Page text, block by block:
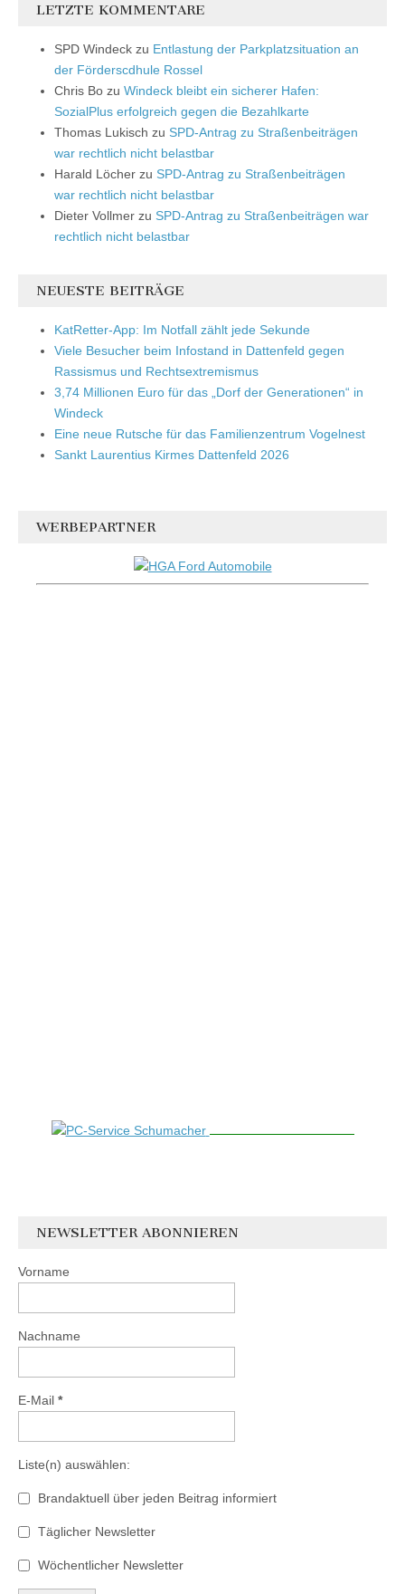
LETZTE KOMMENTARE
SPD Windeck zu Entlastung der Parkplatzsituation an
der Förderscdhule Rossel
Chris Bo zu Windeck bleibt ein sicherer Hafen:
SozialPlus erfolgreich gegen die Bezahlkarte
Thomas Lukisch zu SPD-Antrag zu Straßenbeiträgen
war rechtlich nicht belastbar
Harald Löcher zu SPD-Antrag zu Straßenbeiträgen
war rechtlich nicht belastbar
Dieter Vollmer zu SPD-Antrag zu Straßenbeiträgen war
rechtlich nicht belastbar
NEUESTE BEITRÄGE
KatRetter-App: Im Notfall zählt jede Sekunde
Viele Besucher beim Infostand in Dattenfeld gegen
Rassismus und Rechtsextremismus
3,74 Millionen Euro für das „Dorf der Generationen“ in
Windeck
Eine neue Rutsche für das Familienzentrum Vogelnest
Sankt Laurentius Kirmes Dattenfeld 2026
WERBEPARTNER
NEWSLETTER ABONNIEREN
Vorname
Nachname
E-Mail *
Liste(n) auswählen:
Brandaktuell über jeden Beitrag informiert
Täglicher Newsletter
Wöchentlicher Newsletter